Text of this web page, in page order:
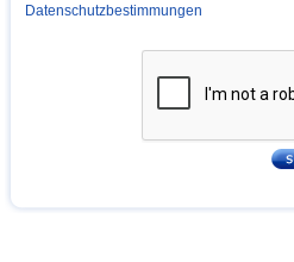
Datenschutzbestimmungen